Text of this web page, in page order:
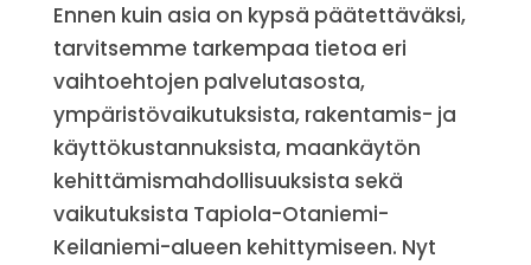
Ennen kuin asia on kypsä päätettäväksi,
tarvitsemme tarkempaa tietoa eri
vaihtoehtojen palvelutasosta,
ympäristövaikutuksista, rakentamis- ja
käyttökustannuksista, maankäytön
kehittämismahdollisuuksista sekä
vaikutuksista Tapiola-Otaniemi-
Keilaniemi-alueen kehittymiseen. Nyt